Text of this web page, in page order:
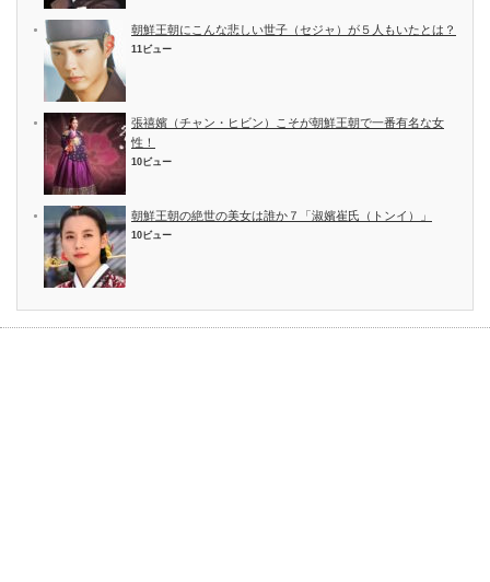
朝鮮王朝にこんな悲しい世子（セジャ）が５人もいたとは？
11ビュー
張禧嬪（チャン・ヒビン）こそが朝鮮王朝で一番有名な女
性！
10ビュー
朝鮮王朝の絶世の美女は誰か７「淑嬪崔氏（トンイ）」
10ビュー